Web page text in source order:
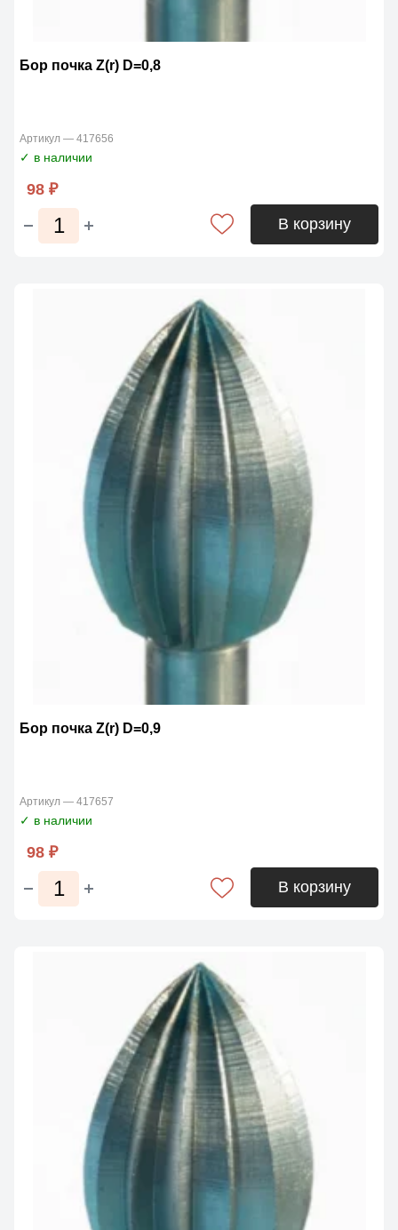
Бор почка Z(r) D=0,8
Артикул — 417656
✓ в наличии
98 ₽
В корзину
Бор почка Z(r) D=0,9
Артикул — 417657
✓ в наличии
98 ₽
В корзину